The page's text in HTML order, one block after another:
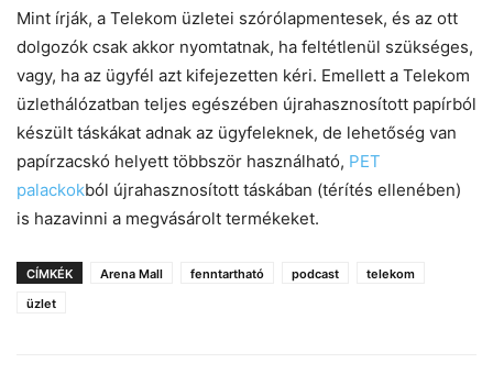
Mint írják, a Telekom üzletei szórólapmentesek, és az ott
dolgozók csak akkor nyomtatnak, ha feltétlenül szükséges,
vagy, ha az ügyfél azt kifejezetten kéri. Emellett a Telekom
üzlethálózatban teljes egészében újrahasznosított papírból
készült táskákat adnak az ügyfeleknek, de lehetőség van
papírzacskó helyett többször használható, PET
palackokból újrahasznosított táskában (térítés ellenében)
is hazavinni a megvásárolt termékeket.
CÍMKÉK Arena Mall fenntartható podcast
telekom
üzlet